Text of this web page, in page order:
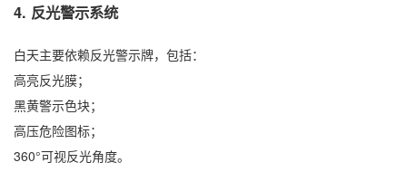
4. 反光警示系统
白天主要依赖反光警示牌，包括：
高亮反光膜；
黑黄警示色块；
高压危险图标；
360°可视反光角度。